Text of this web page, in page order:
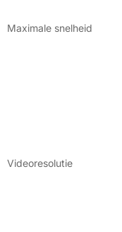
Maximale snelheid
Videoresolutie